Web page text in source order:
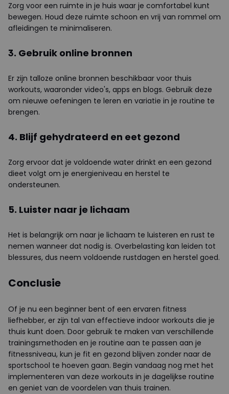
Zorg voor een ruimte in je huis waar je comfortabel kunt
bewegen. Houd deze ruimte schoon en vrij van rommel om
afleidingen te minimaliseren.
3. Gebruik online bronnen
Er zijn talloze online bronnen beschikbaar voor thuis
workouts, waaronder video's, apps en blogs. Gebruik deze
om nieuwe oefeningen te leren en variatie in je routine te
brengen.
4. Blijf gehydrateerd en eet gezond
Zorg ervoor dat je voldoende water drinkt en een gezond
dieet volgt om je energieniveau en herstel te
ondersteunen.
5. Luister naar je lichaam
Het is belangrijk om naar je lichaam te luisteren en rust te
nemen wanneer dat nodig is. Overbelasting kan leiden tot
blessures, dus neem voldoende rustdagen en herstel goed.
Conclusie
Of je nu een beginner bent of een ervaren fitness
liefhebber, er zijn tal van effectieve indoor workouts die je
thuis kunt doen. Door gebruik te maken van verschillende
trainingsmethoden en je routine aan te passen aan je
fitnessniveau, kun je fit en gezond blijven zonder naar de
sportschool te hoeven gaan. Begin vandaag nog met het
implementeren van deze workouts in je dagelijkse routine
en geniet van de voordelen van thuis trainen.